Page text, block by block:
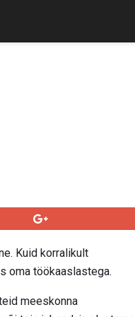
Kuid korralikult
oma töökaaslastega.
meeskonna